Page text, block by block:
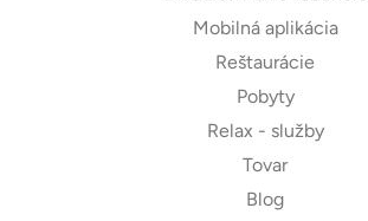
Mobilná aplikácia
Reštaurácie
Pobyty
Relax - služby
Tovar
Blog